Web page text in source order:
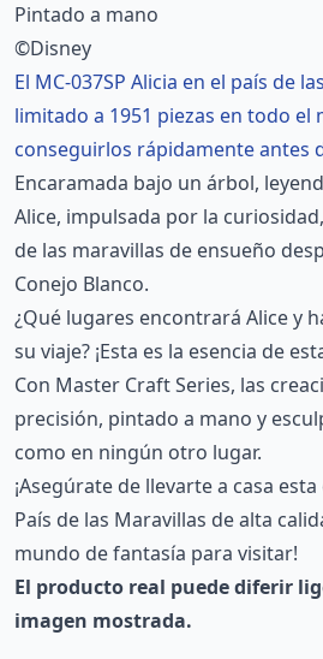
Pintado a mano
©Disney
El MC-037SP Alicia en el país de
limitado a 1951 piezas en todo el
conseguirlos rápidamente antes
Encaramada bajo un árbol,
Alice, impulsada por la
de las maravillas de ensueño
Conejo Blanco.
¿Qué lugares encontrará Alice y
su viaje? ¡Esta es la esencia de
Con Master Craft Series, las
precisión, pintado a mano y
como en ningún otro lugar.
¡Asegúrate de llevarte a casa
País de las Maravillas de alta
mundo de fantasía para visitar!
El producto real puede diferir
imagen mostrada.